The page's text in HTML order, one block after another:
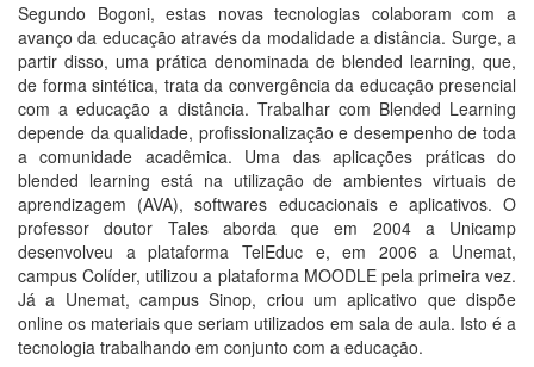
Segundo Bogoni, estas novas tecnologias colaboram com a
avanço da educação através da modalidade a distância. Surge, a
partir disso, uma prática denominada de blended learning, que,
de forma sintética, trata da convergência da educação presencial
com a educação a distância. Trabalhar com Blended Learning
depende da qualidade, profissionalização e desempenho de toda
a comunidade acadêmica. Uma das aplicações práticas do
blended learning está na utilização de ambientes virtuais de
aprendizagem (AVA), softwares educacionais e aplicativos. O
professor doutor Tales aborda que em 2004 a Unicamp
desenvolveu a plataforma TelEduc e, em 2006 a Unemat,
campus Colíder, utilizou a plataforma MOODLE pela primeira vez.
Já a Unemat, campus Sinop, criou um aplicativo que dispõe
online os materiais que seriam utilizados em sala de aula. Isto é a
tecnologia trabalhando em conjunto com a educação.